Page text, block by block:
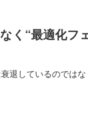
く“最適化フ
退しているのではな